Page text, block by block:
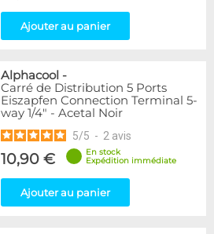
Ajouter au panier
Alphacool -
Carré de Distribution 5 Ports
Eiszapfen Connection Terminal 5-
way 1/4" - Acetal Noir
5/5 - 2 avis
10,90 €
En stock
Expédition immédiate
Ajouter au panier